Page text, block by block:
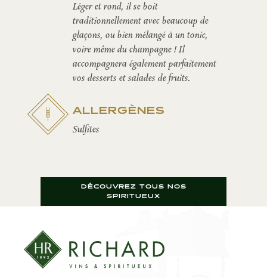
Léger et rond, il se boit
traditionnellement avec beaucoup de
glaçons, ou bien mélangé à un tonic,
voire même du champagne ! Il
accompagnera également parfaitement
vos desserts et salades de fruits.
ALLERGÈNES
Sulfites
DÉCOUVREZ TOUS NOS
SPIRITUEUX